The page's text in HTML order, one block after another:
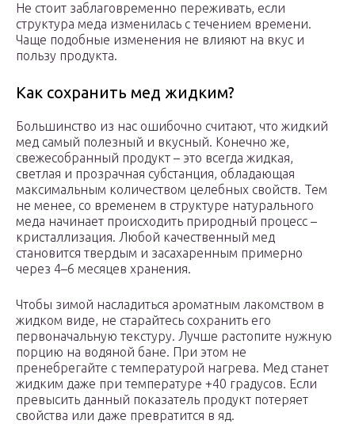
Не стоит заблаговременно переживать, если
структура меда изменилась с течением времени.
Чаще подобные изменения не влияют на вкус и
пользу продукта.
Как сохранить мед жидким?
Большинство из нас ошибочно считают, что жидкий
мед самый полезный и вкусный. Конечно же,
свежесобранный продукт – это всегда жидкая,
светлая и прозрачная субстанция, обладающая
максимальным количеством целебных свойств. Тем
не менее, со временем в структуре натурального
меда начинает происходить природный процесс –
кристаллизация. Любой качественный мед
становится твердым и засахаренным примерно
через 4–6 месяцев хранения.
Чтобы зимой насладиться ароматным лакомством в
жидком виде, не старайтесь сохранить его
первоначальную текстуру. Лучше растопите нужную
порцию на водяной бане. При этом не
пренебрегайте с температурой нагрева. Мед станет
жидким даже при температуре +40 градусов. Если
превысить данный показатель продукт потеряет
свойства или даже превратится в яд.